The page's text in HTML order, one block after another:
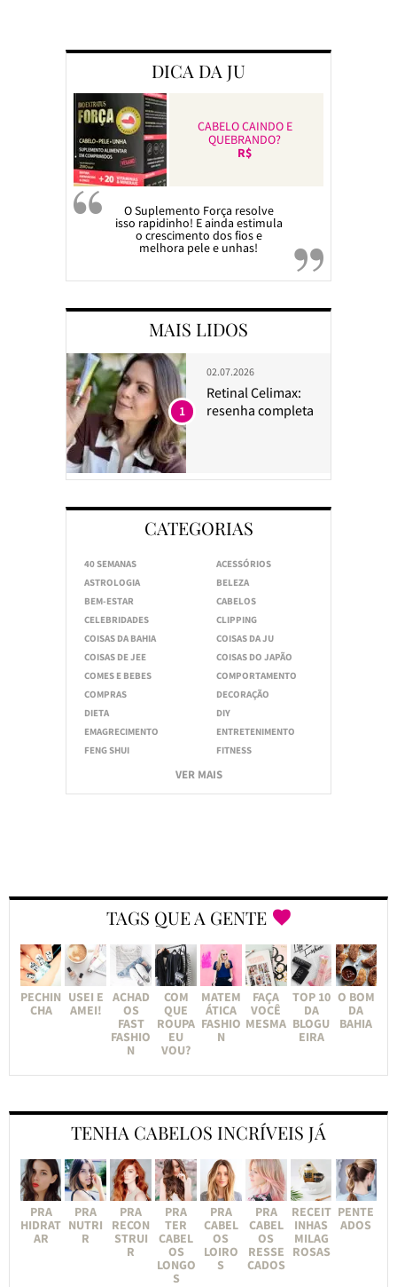
DICA DA JU
CABELO CAINDO E
QUEBRANDO?
R$
O Suplemento Força resolve
isso rapidinho! E ainda estimula
o crescimento dos fios e
melhora pele e unhas!
MAIS LIDOS
02.07.2026
Retinal Celimax:
resenha completa
1
CATEGORIAS
40 SEMANAS
ACESSÓRIOS
ASTROLOGIA
BELEZA
BEM-ESTAR
CABELOS
CELEBRIDADES
CLIPPING
COISAS DA BAHIA
COISAS DA JU
COISAS DE JEE
COISAS DO JAPÃO
COMES E BEBES
COMPORTAMENTO
COMPRAS
DECORAÇÃO
DIETA
DIY
EMAGRECIMENTO
ENTRETENIMENTO
FENG SHUI
FITNESS
VER MAIS
TAGS QUE A GENTE
PECHIN
CHA
USEI E
AMEI!
ACHAD
OS
FAST
FASHIO
N
COM
QUE
ROUPA
EU
VOU?
MATEM
ÁTICA
FASHIO
N
FAÇA
VOCÊ
MESMA
TOP 10
DA
BLOGU
EIRA
O BOM
DA
BAHIA
TENHA CABELOS INCRÍVEIS JÁ
PRA
HIDRAT
AR
PRA
NUTRI
R
PRA
RECON
STRUI
R
PRA
TER
CABEL
OS
LONGO
S
PRA
CABEL
OS
LOIRO
S
PRA
CABEL
OS
RESSE
CADOS
RECEIT
INHAS
MILAG
ROSAS
PENTE
ADOS